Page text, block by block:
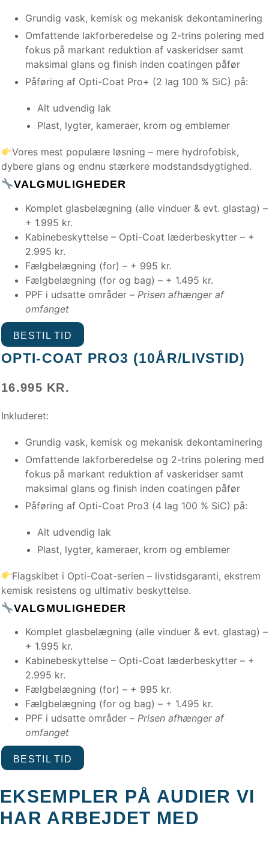
Grundig vask, kemisk og mekanisk dekontaminering
Omfattende lakforberedelse og 2-trins polering med
fokus på markant reduktion af vaskeridser samt
maksimal glans og finish inden coatingen påfør
Påføring af Opti-Coat Pro+ (2 lag 100 % SiC) på:
Alt udvendig lak
Plast, lygter, kameraer, krom og emblemer
Vores mest populære løsning – mere hydrofobisk,
dybere glans og endnu stærkere modstandsdygtighed.
VALGMULIGHEDER
Komplet glasbelægning (alle vinduer & evt. glastag) –
+ 1.995 kr.
Kabinebeskyttelse – Opti-Coat læderbeskytter – +
2.995 kr.
Fælgbelægning (for) – + 995 kr.
Fælgbelægning (for og bag) – + 1.495 kr.
PPF i udsatte områder – Prisen afhænger af
omfanget
BESTIL TID
OPTI-COAT PRO3 (10ÅR/LIVSTID)
16.995 KR.
Inkluderet:
Grundig vask, kemisk og mekanisk dekontaminering
Omfattende lakforberedelse og 2-trins polering med
fokus på markant reduktion af vaskeridser samt
maksimal glans og finish inden coatingen påfør
Påføring af Opti-Coat Pro3 (4 lag 100 % SiC) på:
Alt udvendig lak
Plast, lygter, kameraer, krom og emblemer
Flagskibet i Opti-Coat-serien – livstidsgaranti, ekstrem
kemisk resistens og ultimativ beskyttelse.
VALGMULIGHEDER
Komplet glasbelægning (alle vinduer & evt. glastag) –
+ 1.995 kr.
Kabinebeskyttelse – Opti-Coat læderbeskytter – +
2.995 kr.
Fælgbelægning (for) – + 995 kr.
Fælgbelægning (for og bag) – + 1.495 kr.
PPF i udsatte områder – Prisen afhænger af
omfanget
BESTIL TID
EKSEMPLER PÅ AUDIER VI
HAR ARBEJDET MED